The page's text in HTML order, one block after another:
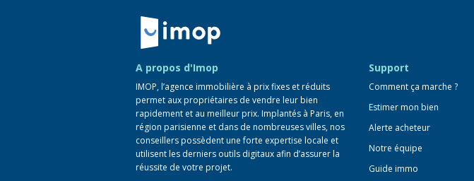
Retour à la navigation principale
A propos d'Imop
IMOP, l’agence immobilière à prix fixes et réduits
permet aux propriétaires de vendre leur bien
rapidement et au meilleur prix. Implantés à Paris, en
région parisienne et dans de nombreuses villes, nos
conseillers possèdent une forte expertise locale et
utilisent les derniers outils digitaux afin d’assurer la
réussite de votre projet.
Support
Comment ça marche ?
Estimer mon bien
Alerte acheteur
Notre équipe
Guide immo